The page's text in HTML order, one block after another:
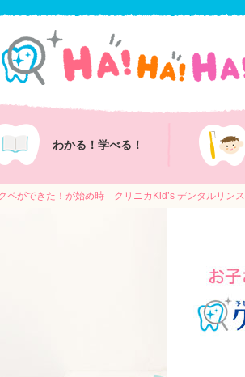
わかる！ 学べる！
ペができた！が始め時 クリニカKid’s デンタルリンス